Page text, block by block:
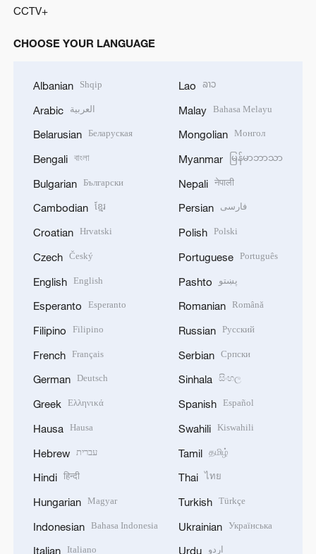
CCTV+
CHOOSE YOUR LANGUAGE
Albanian Shqip
Arabic العربية
Belarusian Беларуская
Bengali বাংলা
Bulgarian Български
Cambodian ខ្មែរ
Croatian Hrvatski
Czech Český
English English
Esperanto Esperanto
Filipino Filipino
French Français
German Deutsch
Greek Ελληνικά
Hausa Hausa
Hebrew עברית
Hindi हिन्दी
Hungarian Magyar
Indonesian Bahasa Indonesia
Italian Italiano
Lao ລາວ
Malay Bahasa Melayu
Mongolian Монгол
Myanmar မြန်မာဘာသာ
Nepali नेपाली
Persian فارسی
Polish Polski
Portuguese Português
Pashto پښتو
Romanian Română
Russian Русский
Serbian Српски
Sinhala සිංහල
Spanish Español
Swahili Kiswahili
Tamil தமிழ்
Thai ไทย
Turkish Türkçe
Ukrainian Українська
Urdu اردو